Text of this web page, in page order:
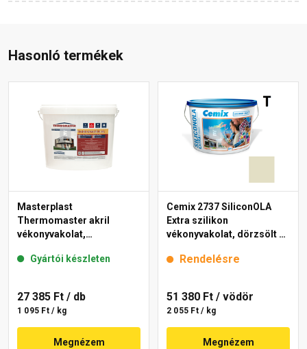
Hasonló termékek
Masterplast
Thermomaster akril
vékonyvakolat,
fehér 25 kg
Gyártói készleten
27 385 Ft / db
1 095 Ft / kg
Megnézem
Cemix 2737 SiliconOLA
Extra szilikon
vékonyvakolat, dörzsölt 2
Rendelésre
51 380 Ft / vödör
2 055 Ft / kg
Megnézem